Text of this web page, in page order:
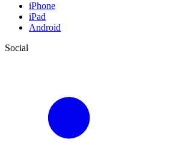
iPhone
iPad
Android
Social